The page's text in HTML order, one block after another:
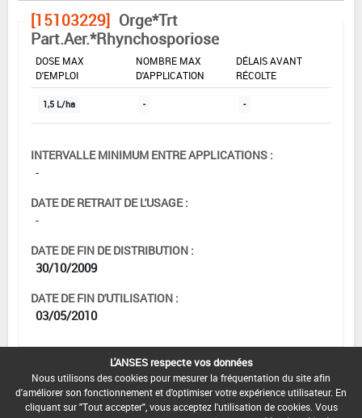
[15103229] Orge*Trt
Part.Aer.*Rhynchosporiose
DOSE MAX
D'EMPLOI
NOMBRE MAX
D'APPLICATION
DÉLAIS AVANT
RÉCOLTE
1,5 L/ha - -
INTERVALLE MINIMUM ENTRE APPLICATIONS :
-
DATE DE RETRAIT DE L'USAGE :
-
DATE DE FIN DE DISTRIBUTION :
30/10/2009
DATE DE FIN D'UTILISATION :
03/05/2010
[15103205] Orge*Trt Part.Aer.*Rouille(s)
L'ANSES respecte vos données
Nous utilisons des cookies pour mesurer la fréquentation du site afin
d'améliorer son fonctionnement et d'optimiser votre expérience utilisateur. En
cliquant sur "Tout accepter", vous acceptez l'utilisation de cookies. Vous